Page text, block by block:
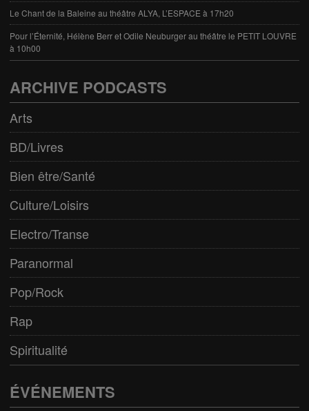
Le Chant de la Baleine au théâtre ALYA, L’ESPACE à 17h20
Pour l’Éternité, Hélène Berr et Odile Neuburger au théâtre le PETIT LOUVRE
à 10h00
ARCHIVE PODCASTS
Arts
BD/Livres
Bien être/Santé
Culture/Loisirs
Electro/Transe
Paranormal
Pop/Rock
Rap
Spiritualité
ÉVÉNEMENTS